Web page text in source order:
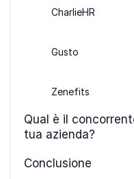
CharlieHR
Gusto
Zenefits
Qual è il
tua azienda?
Conclusione